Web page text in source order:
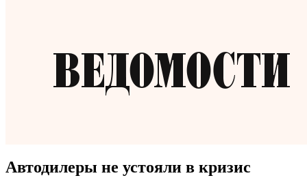
Автодилеры не устояли в кризис